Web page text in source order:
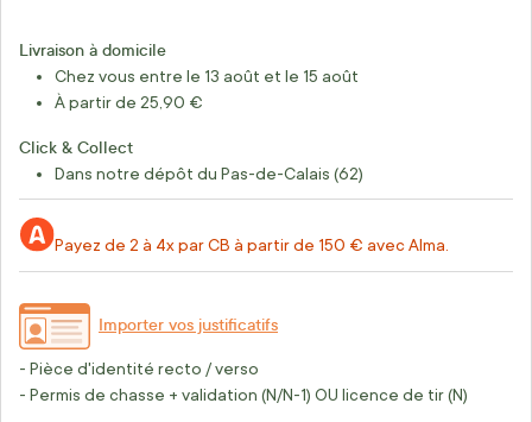
Livraison à domicile
Chez vous entre le 13 août et le 15 août
À partir de 25,90 €
Click & Collect
Dans notre dépôt du Pas-de-Calais (62)
Payez de 2 à 4x par CB à partir de 150 € avec Alma.
Importer vos justificatifs
- Pièce d'identité recto / verso
- Permis de chasse + validation (N/N-1) OU licence de tir (N)